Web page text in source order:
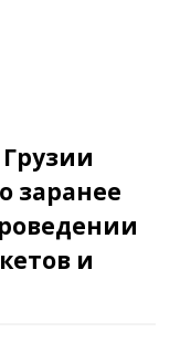
заранее
и